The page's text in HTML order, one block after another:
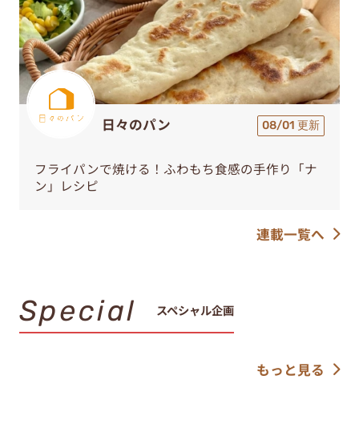
日々のパン 08/01 更新
フライパンで焼ける！ふわもち食感の手作り「ナ
ン」レシピ
連載一覧へ
Special スペシャル企画
もっと見る